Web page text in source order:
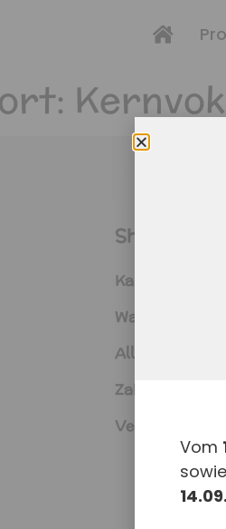
Shop
Kasse
Warenkorb
Allgemeine
Zahlungsweisen
Versand &
Vom